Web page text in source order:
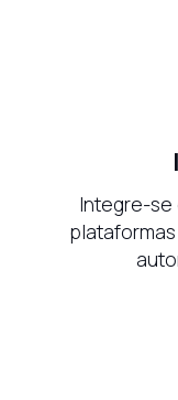
Integre-se